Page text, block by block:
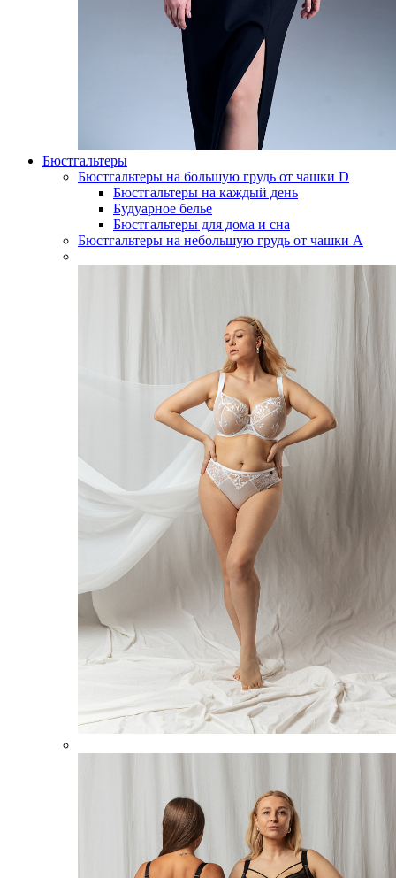
Бюстгальтеры
Бюстгальтеры на большую грудь от чашки D
Бюстгальтеры на каждый день
Будуарное белье
Бюстгальтеры для дома и сна
Бюстгальтеры на небольшую грудь от чашки А